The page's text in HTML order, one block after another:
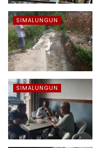
SIMALUNGUN
SIMALUNGUN